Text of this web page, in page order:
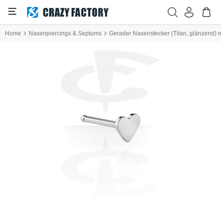
Home Nasenpiercings & Septums Gerader Nasenstecker (Titan, glänzend)